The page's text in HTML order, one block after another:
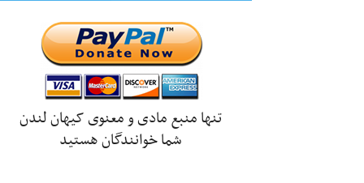
تنها منبع مادی و معنوی کیهان لندن
شما خوانندگان هستید